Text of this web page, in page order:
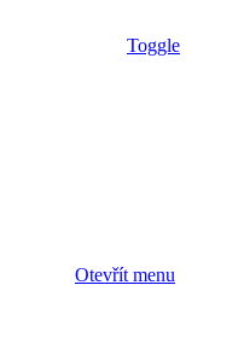
Toggle
Otevřít menu